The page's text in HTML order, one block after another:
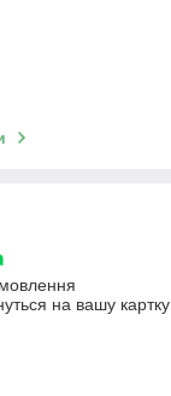
на вашу картку